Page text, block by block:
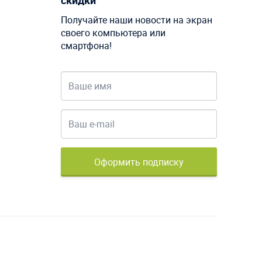
Получайте наши новости на экран
своего компьютера или
смартфона!
Оформить подписку